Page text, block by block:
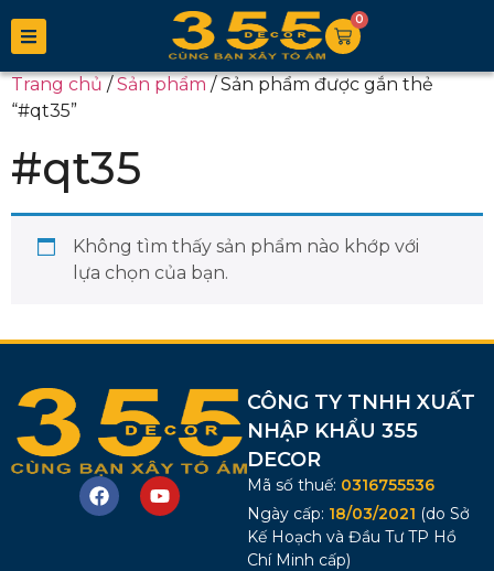
0
Trang chủ/Sản phẩm/ Sản phẩm được gắn thẻ
“#qt35”
#qt35
Không tìm thấy sản phẩm nào khớp với
lựa chọn của bạn.
CÔNG TY TNHH XUẤT
NHẬP KHẨU 355
DECOR
Mã số thuế: 0316755536
Ngày cấp: 18/03/2021 (do Sở
Kế Hoạch và Đầu Tư TP Hồ
Chí Minh cấp)